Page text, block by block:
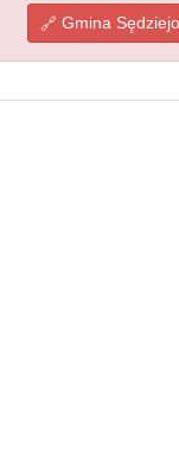
Gmina